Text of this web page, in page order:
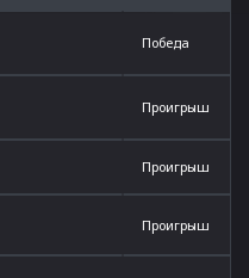
Победа
Проигрыш
Проигрыш
Проигрыш